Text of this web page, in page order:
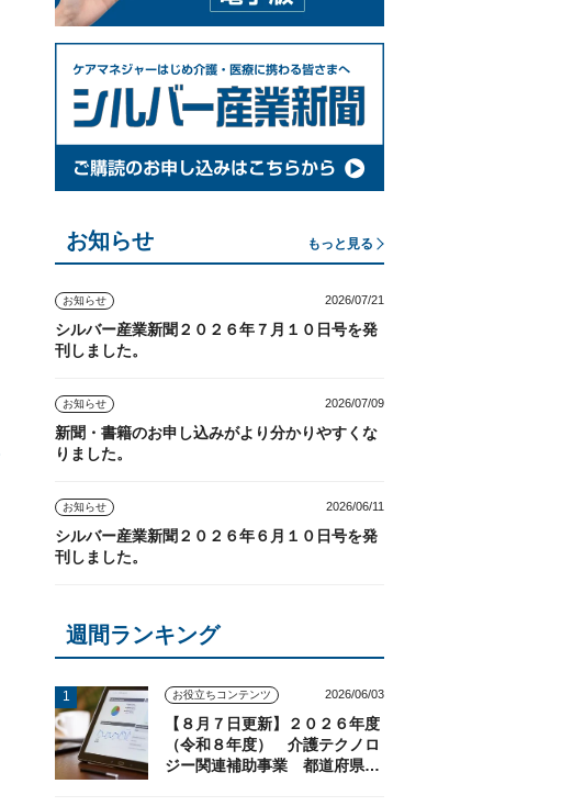
お知らせ もっと見る
お知らせ 2026/07/21
シルバー産業新聞２０２６年７月１０日号を発
刊しました。
お知らせ 2026/07/09
新聞・書籍のお申し込みがより分かりやすくな
りました。
お知らせ 2026/06/11
シルバー産業新聞２０２６年６月１０日号を発
刊しました。
週間ランキング
お役立ちコンテンツ 2026/06/03
【８月７日更新】２０２６年度
（令和８年度） 介護テクノロ
ジー関連補助事業 都道府県の